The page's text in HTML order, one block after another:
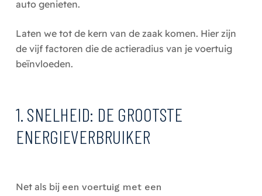
auto genieten.
Laten we tot de kern van de zaak komen. Hier zijn
de vijf factoren die de actieradius van je voertuig
beïnvloeden.
1. SNELHEID: DE GROOTSTE
ENERGIEVERBRUIKER
Net als bij een voertuig met een